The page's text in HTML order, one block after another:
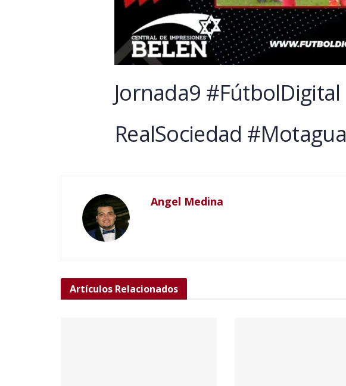
Jornada9 #FútbolDigital
RealSociedad #Motagua
Angel Medina
Artículos Relacionados